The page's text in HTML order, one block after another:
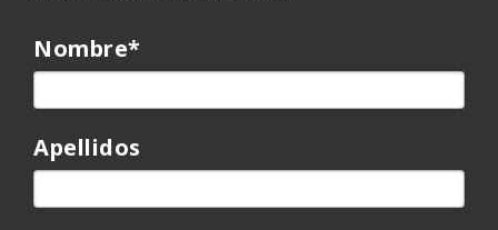
Nombre*
Apellidos